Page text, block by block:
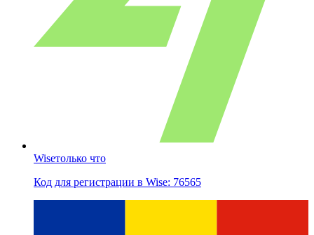
Wiseтолько что
Код для регистрации в Wise: 76565